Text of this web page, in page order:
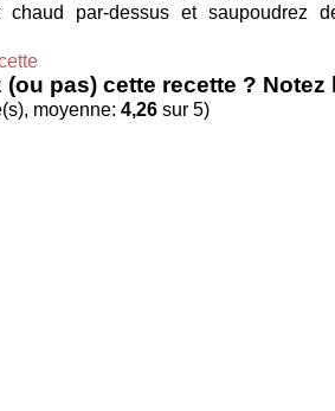
chaud par-dessus et saupoudrez
pas) cette recette ? Notez
moyenne: 4,26 sur 5)